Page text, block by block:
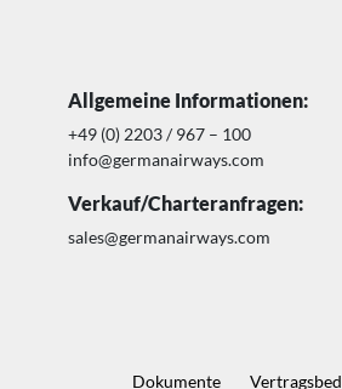
Allgemeine Informationen:
+49 (0) 2203 / 967 – 100
info@germanairways.com
Verkauf/Charteranfragen:
sales@germanairways.com
Dokumente